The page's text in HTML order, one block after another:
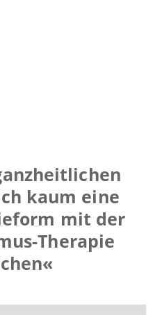
kaum eine
mit der
Therapie